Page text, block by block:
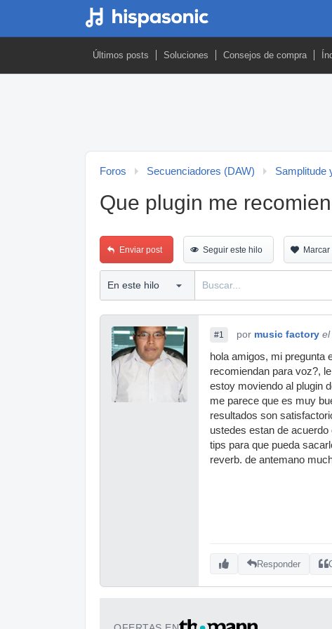
Últimos posts Soluciones Consejos de compra
Foros Secuenciadores (DAW) Samplitude
Que plugin me
Enviar post Seguir este hilo
#1 por music factory el
hola amigos, mi pregunta
recomiendan para voz?,
estoy moviendo al plugin
me parece que es muy
resultados son
ustedes estan de
tips para que pueda
reverb. de antemano
Responder